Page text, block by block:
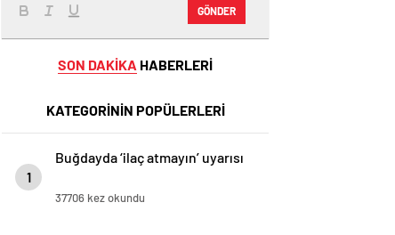
GÖNDER
SON DAKİKA HABERLERİ
KATEGORİNİN POPÜLERLERİ
1
Buğdayda ‘ilaç atmayın’ uyarısı
37706 kez okundu